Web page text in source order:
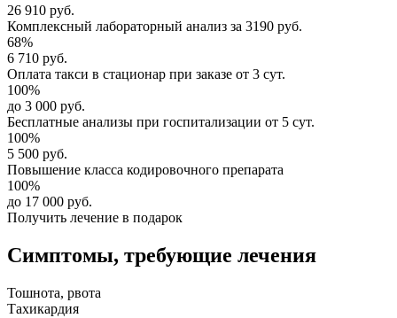
26 910 руб.
Комплексный лабораторный анализ за 3190 руб.
68%
6 710 руб.
Оплата такси в стационар при заказе от 3 сут.
100%
до 3 000 руб.
Бесплатные анализы при госпитализации от 5 сут.
100%
5 500 руб.
Повышение класса кодировочного препарата
100%
до 17 000 руб.
Получить лечение в подарок
Симптомы, требующие лечения
Тошнота, рвота
Тахикардия